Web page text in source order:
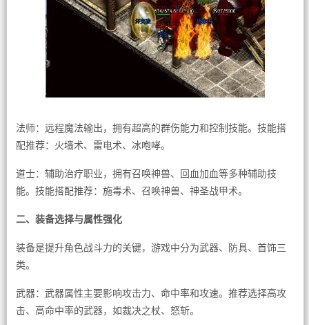
法师：远程魔法输出，拥有超高的群伤能力和控制技能。技能搭
配推荐：火墙术、雷电术、冰咆哮。
道士：辅助治疗职业，拥有召唤神兽、回血加血等多种辅助技
能。技能搭配推荐：施毒术、召唤神兽、神圣战甲术。
二、装备选择与属性强化
装备是提升角色战斗力的关键，游戏中分为武器、防具、首饰三
类。
武器：武器属性主要影响攻击力、命中率和攻速。推荐选择高攻
击、高命中率的武器，如裁决之杖、怒斩。